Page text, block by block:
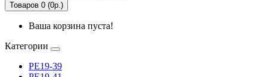
Товаров 0 (0р.)
Ваша корзина пуста!
Категории
РЕ19-39